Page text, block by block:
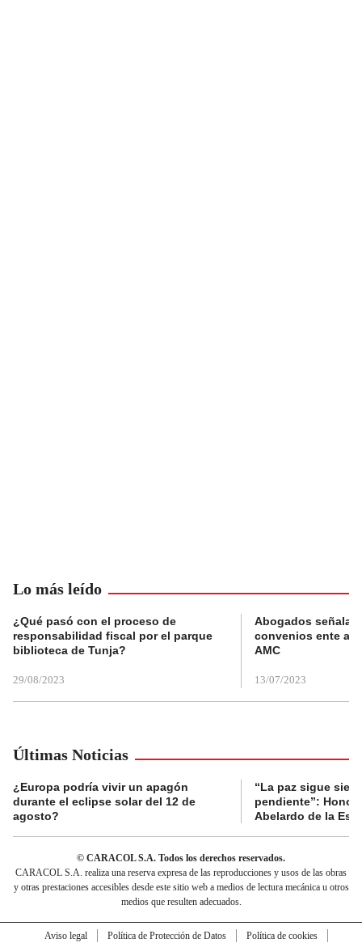
Lo más leído
¿Qué pasó con el proceso de
responsabilidad fiscal por el parque
biblioteca de Tunja?
29/08/2023
Abogados
convenios ente
AMC
13/07/2023
Últimas Noticias
¿Europa podría vivir un apagón
durante el eclipse solar del 12 de
agosto?
“La paz sigue
pendiente”:
Abelardo de la
© CARACOL S.A. Todos los derechos reservados.
CARACOL S.A. realiza una reserva expresa de las reproducciones y usos de las obras
y otras prestaciones accesibles desde este sitio web a medios de lectura mecánica u otros
medios que resulten adecuados.
Aviso legal Política de Protección de Datos
Política de cookies